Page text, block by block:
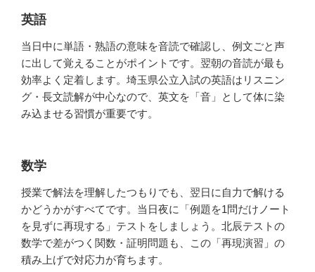
英語
当日中に単語・熟語の意味を音読で確認し、例文ごと声
に出して覚えることがポイントです。翌朝の音読が最も
効率よく定着します。埼玉県公立入試の英語はリスニン
グ・長文読解が中心なので、英文を「音」として体に染
み込ませる習慣が重要です。
数学
授業で解法を理解したつもりでも、翌日に自力で解ける
かどうかがすべてです。当日夜に「例題を1問だけノート
を見ずに再現する」テストをしましょう。北辰テストの
数学で差がつく関数・証明問題も、この「再現演習」の
積み上げで対応力が育ちます。